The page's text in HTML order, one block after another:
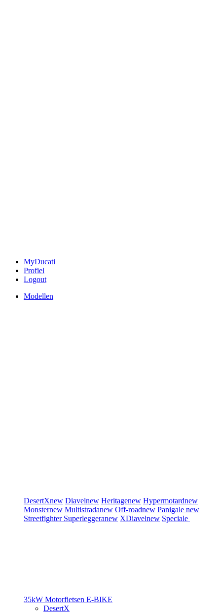
MyDucati
Profiel
Logout
Modellen
DesertXnew Diavelnew Heritagenew Hypermotardnew
Monsternew Multistradanew Off-roadnew Panigale new
Streetfighter Superleggeranew XDiavelnew Speciale
35kW Motorfietsen E-BIKE
DesertX